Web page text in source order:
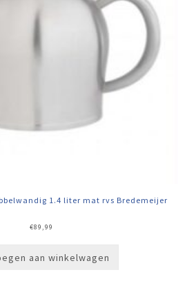
1.4 liter mat rvs Bredemeijer
€89,99
aan winkelwagen